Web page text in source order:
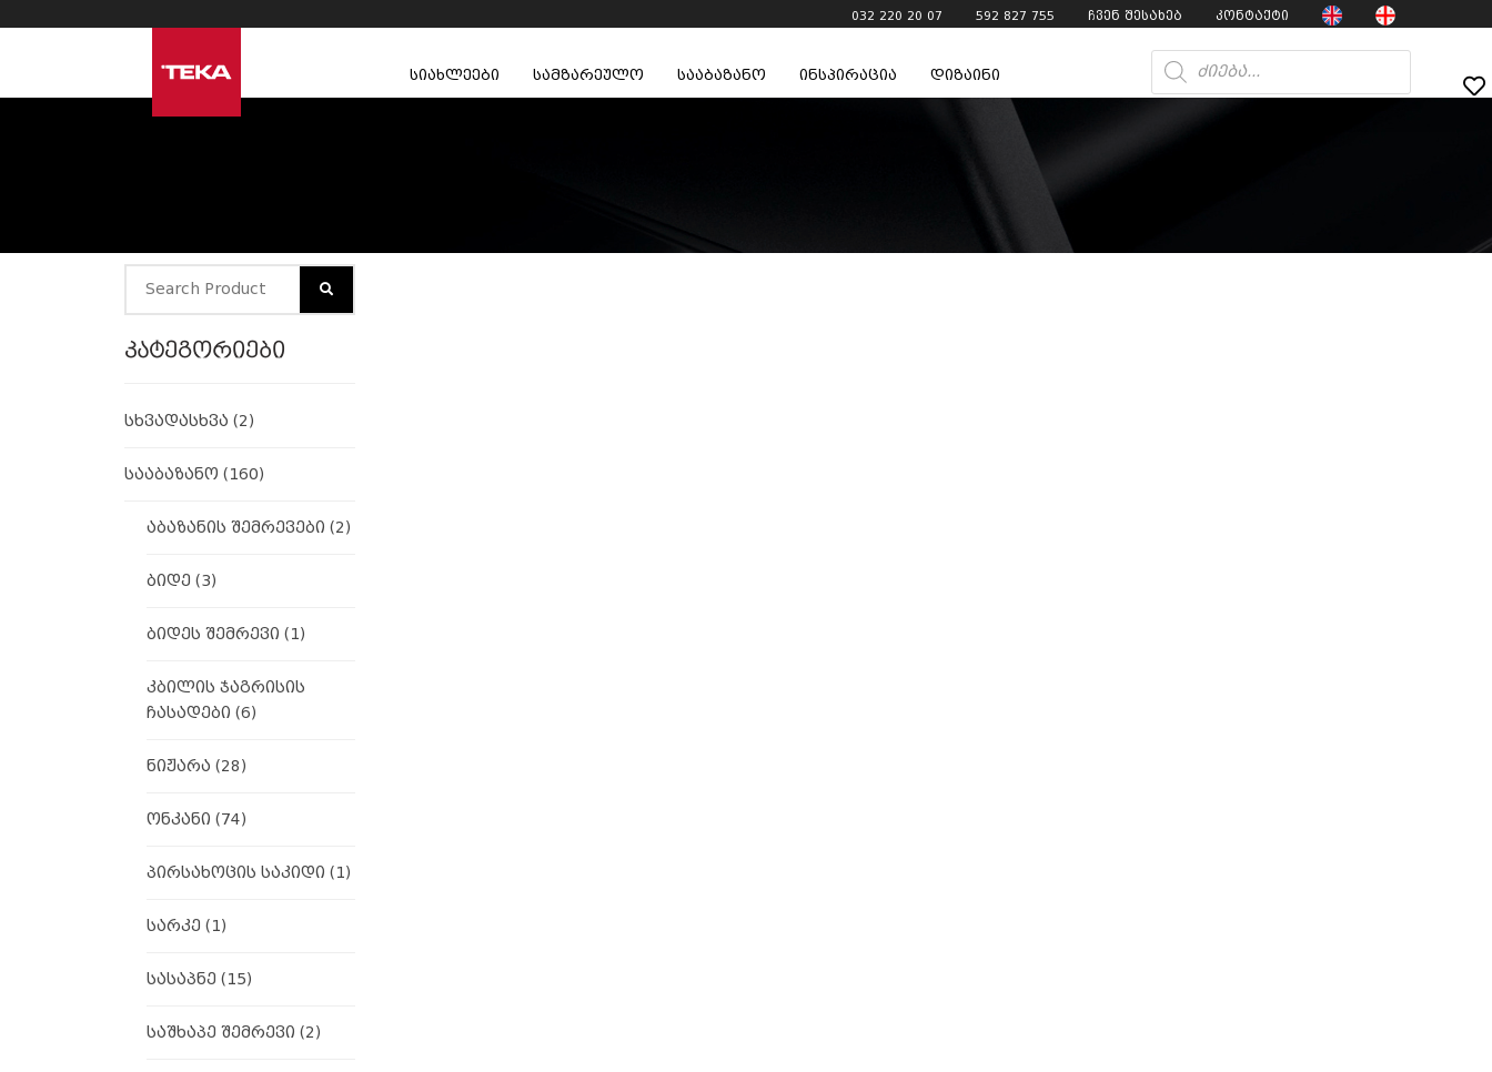
032 220 20 07 592 827 755 ჩვენ შესახებ კონტაქტი
სიახლეები სამზარეულო სააბაზანო ინსპირაცია დიზაინი
კატეგორიები
სხვადასხვა (2)
სააბაზანო (160)
აბაზანის შემრევები (2)
ბიდე (3)
ბიდეს შემრევი (1)
კბილის ჯაგრისის
ჩასადები (6)
ნიჟარა (28)
ონკანი (74)
პირსახოცის საკიდი (1)
სარკე (1)
სასაპნე (15)
საშხაპე შემრევი (2)